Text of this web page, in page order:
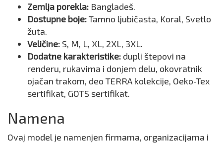
Zemlja porekla: Bangladeš.
Dostupne boje:Tamno ljubičasta, Koral, Svetlo
žuta.
Veličine: S, M, L, XL, 2XL, 3XL.
Dodatne karakteristike: dupli štepovi na
renderu, rukavima i donjem delu, okovratnik
ojačan trakom, deo TERRA kolekcije, Oeko-Tex
sertifikat, GOTS sertifikat.
Namena
Ovaj model je namenjen firmama, organizacijama i